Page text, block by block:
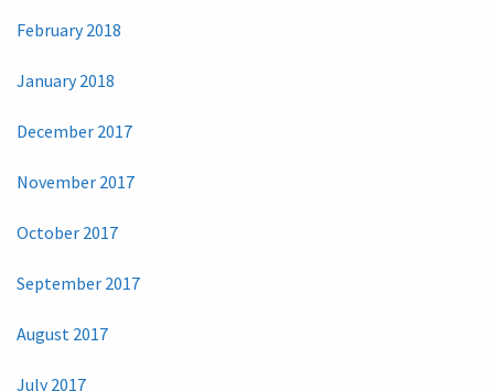
February 2018
January 2018
December 2017
November 2017
October 2017
September 2017
August 2017
July 2017